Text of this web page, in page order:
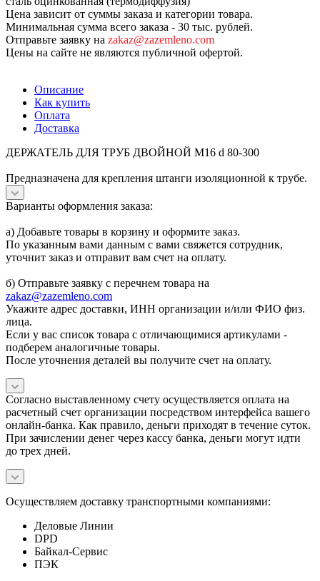
Цена зависит от суммы заказа и категории товара.
Минимальная сумма всего заказа - 30 тыс. рублей.
Отправьте заявку на zakaz@zazemleno.com
Цены на сайте не являются публичной офертой.
Описание
Как купить
Оплата
Доставка
ДЕРЖАТЕЛЬ ДЛЯ ТРУБ ДВОЙНОЙ M16 d 80-300
Предназначена для крепления штанги изоляционной к трубе.
Варианты оформления заказа:
а) Добавьте товары в корзину и оформите заказ.
По указанным вами данным с вами свяжется сотрудник,
уточнит заказ и отправит вам счет на оплату.
б) Отправьте заявку с перечнем товара на
zakaz@zazemleno.com
Укажите адрес доставки, ИНН организации и/или ФИО физ.
лица.
Если у вас список товара с отличающимися артикулами -
подберем аналогичные товары.
После уточнения деталей вы получите счет на оплату.
Согласно выставленному счету осуществляется оплата на
расчетный счет организации посредством интерфейса вашего
онлайн-банка. Как правило, деньги приходят в течение суток.
При зачислении денег через кассу банка, деньги могут идти
до трех дней.
Осуществляем доставку транспортными компаниями:
Деловые Линии
DPD
Байкал-Сервис
ПЭК